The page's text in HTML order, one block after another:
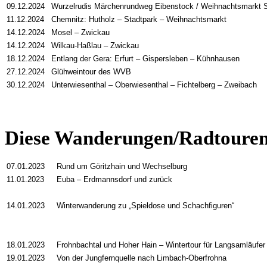
09.12.2024
Wurzelrudis Märchenrundweg Eibenstock / Weihnachtsmarkt
11.12.2024
Chemnitz: Hutholz – Stadtpark – Weihnachtsmarkt
14.12.2024
Mosel –Zwickau
14.12.2024
Wilkau-Haßlau –Zwickau
18.12.2024
Entlang der Gera: Erfurt –Gispersleben –Kühnhausen
27.12.2024
Glühweintour des WVB
30.12.2024
Unterwiesenthal –Oberwiesenthal –Fichtelberg –Zweibach
Diese Wanderungen/
07.01.2023
Rund um Göritzhain und Wechselburg
11.01.2023
Euba – Erdmannsdorf und zurück
14.01.2023 Winterwanderung zu „Spieldose und Schachfiguren“
18.01.2023
Frohnbachtal und Hoher Hain – Wintertour für Langsamläufer
19.01.2023
Von der Jungfernquelle nach Limbach-Oberfrohna